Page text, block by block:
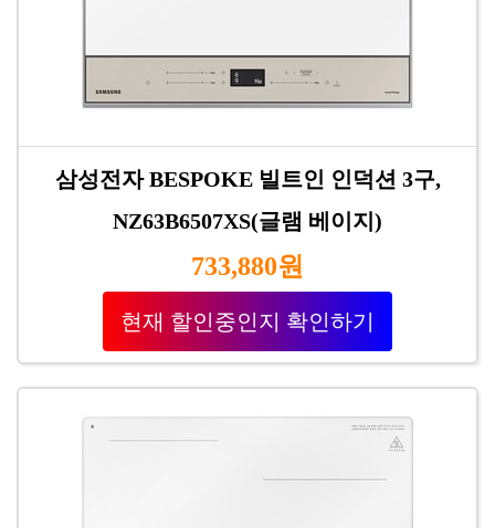
삼성전자 BESPOKE 빌트인 인덕션 3구,
NZ63B6507XS(글램 베이지)
733,880원
현재 할인중인지 확인하기